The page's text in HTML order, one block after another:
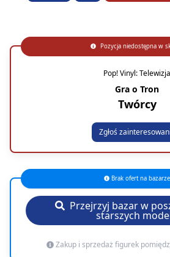
Pozycja niedostępna w
Pop! Vinyl: Telewizja
Gra o Tron
Twórcy
Zgłoś
Brak ofert na bazarze
Przejrzyj bazar w
starszych
Zakup i sprzedaż figurek